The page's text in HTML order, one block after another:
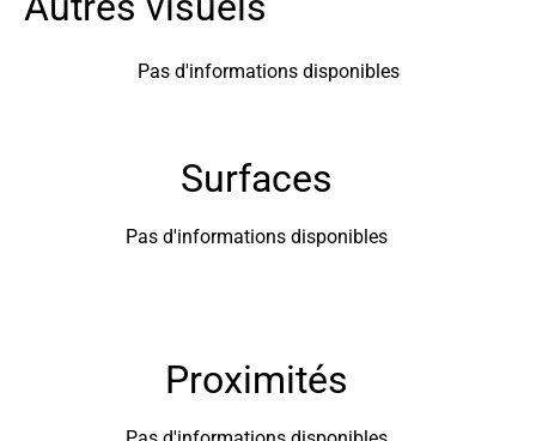
Pas d'informations disponibles
Surfaces
Pas d'informations disponibles
Proximités